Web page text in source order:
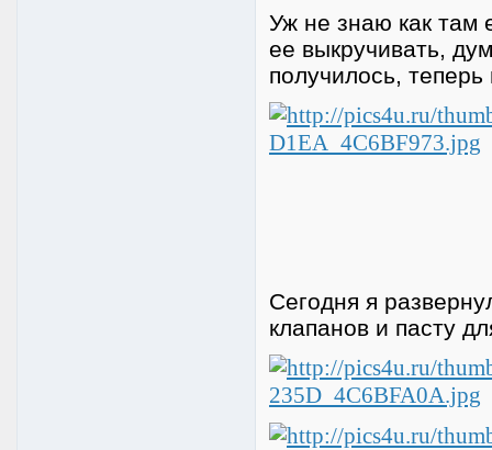
Уж не знаю как там
ее выкручивать,
получилось, теперь
Сегодня я
клапанов и пасту